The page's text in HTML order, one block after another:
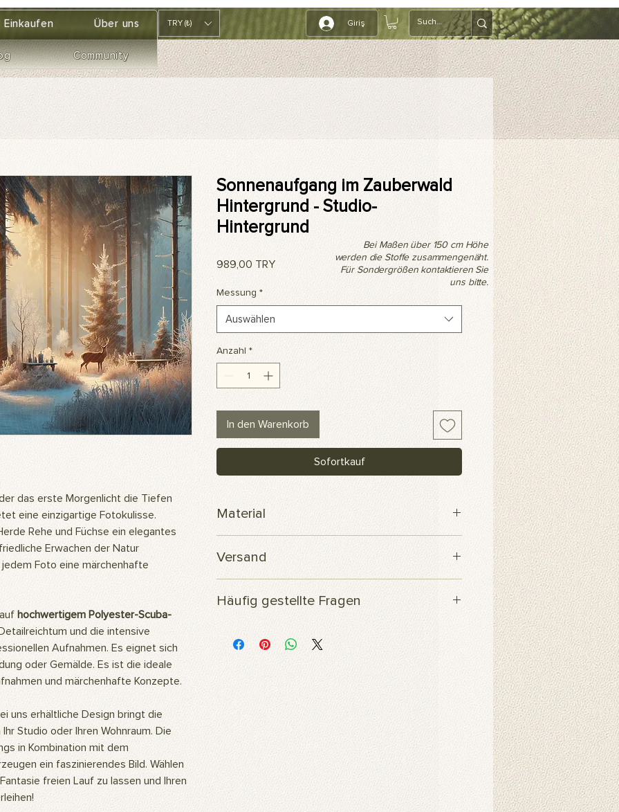
Einkaufen Über uns
Community
TRY (₺) Giriş
das erste Morgenlicht die Tiefen
eine einzigartige Fotokulisse.
Rehe und Füchse ein elegantes
Erwachen der Natur
Foto eine märchenhafte
hochwertigem Polyester-Scuba-
und die intensive
Aufnahmen. Es eignet sich
oder Gemälde. Es ist die ideale
und märchenhafte Konzepte.
uns erhältliche Design bringt die
Studio oder Ihren Wohnraum. Die
in Kombination mit dem
ein faszinierendes Bild. Wählen
freien Lauf zu lassen und Ihren
Sonnenaufgang im Zauberwald
Hintergrund - Studio-
Hintergrund
989,00 TRYPreis
Messung *
Auswählen
Anzahl *
In den Warenkorb
Sofortkauf
Material
Versand
versendet.
Häufig gestellte Fragen
Woraus besteht das Produkt?
Unsere Bilder werden auf strapazierfähigem,
daher ideal für langlebige Hintergrunddrucke für
Fotoshootings und Dekorationszwecke.
Wie reinigt man das Produkt?
Unsere Produkte können in der Maschine gewaschen
oder mit einem feuchten Tuch abgewischt werden.
Unsere Produkte sind als Hintergründe für
professionelle Studio-Fotoshootings konzipiert. Sie
können auch als Wandbehänge verwendet werden und
Bei Maßen über 150 cm Höhe
werden die Stoffe zusammengenäht.
Für Sondergrößen kontaktieren Sie
uns bitte.